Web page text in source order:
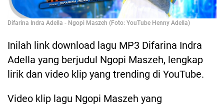
Difarina Indra Adella - Ngopi Maszeh (Foto: YouTube Henny Adella)
Inilah link download lagu MP3 Difarina Indra
Adella yang berjudul Ngopi Maszeh, lengkap
lirik dan video klip yang trending di YouTube.
Video klip lagu Ngopi Maszeh yang